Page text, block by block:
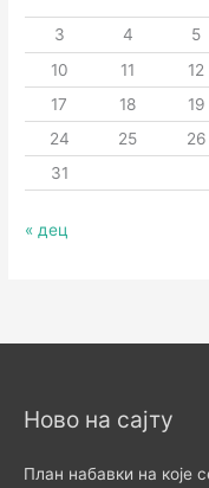
3
4 5
10
11 12
17
18 19
24
25 26
31
« дец
Ново на сајту
План набавки на које